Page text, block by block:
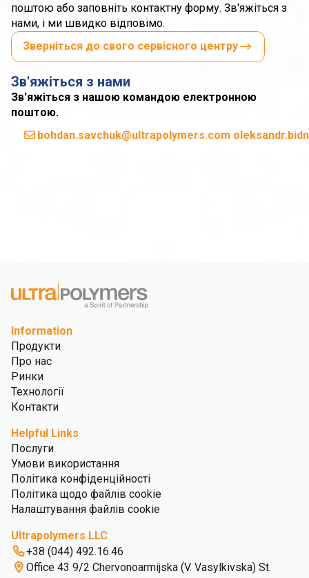
поштою або заповніть контактну форму. Зв'яжіться з
нами, і ми швидко відповімо.
Зверніться до свого сервісного центру
Зв'яжіться з нами
Зв'яжіться з нашою командою електронною
поштою.
bohdan.savchuk@ultrapolymers.com
Information
Продукти
Про нас
Ринки
Технології
Контакти
Helpful Links
Послуги
Умови використання
Політика конфіденційності
Політика щодо файлів cookie
Налаштування файлів cookie
Ultrapolymers LLC
+38 (044) 492.16.46
Office 43 9/2 Chervonoarmijska (V. Vasylkivska) St.